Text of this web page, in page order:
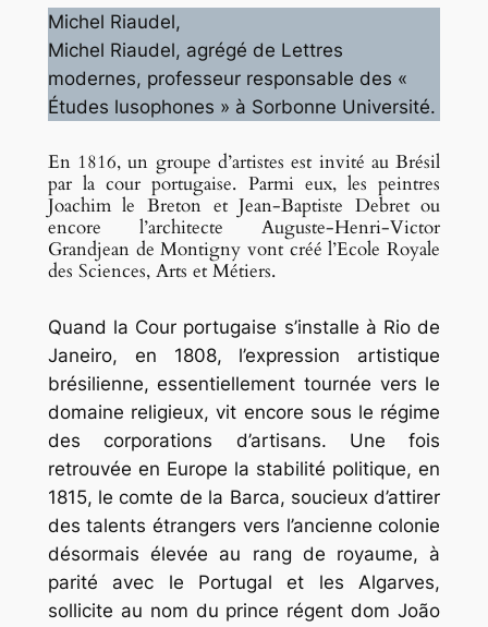
Michel Riaudel,
Michel Riaudel, agrégé de Lettres
modernes, professeur responsable des «
Études lusophones » à Sorbonne Université.
En 1816, un groupe d’artistes est invité au Brésil
par la cour portugaise. Parmi eux, les peintres
Joachim le Breton et Jean-Baptiste Debret ou
encore l’architecte Auguste-Henri-Victor
Grandjean de Montigny vont créé l’Ecole Royale
des Sciences, Arts et Métiers.
Quand la Cour portugaise s’installe à Rio de
Janeiro, en 1808, l’expression artistique
brésilienne, essentiellement tournée vers le
domaine religieux, vit encore sous le régime
des corporations d’artisans. Une fois
retrouvée en Europe la stabilité politique, en
1815, le comte de la Barca, soucieux d’attirer
des talents étrangers vers l’ancienne colonie
désormais élevée au rang de royaume, à
parité avec le Portugal et les Algarves,
sollicite au nom du prince régent dom João